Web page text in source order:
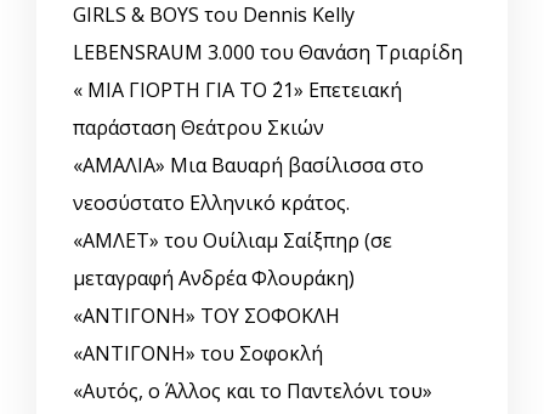
GIRLS & BOYS του Dennis Kelly
LEBENSRAUM 3.000 του Θανάση Τριαρίδη
« ΜΙΑ ΓΙΟΡΤΗ ΓΙΑ ΤΟ ΄21» Επετειακή
παράσταση Θεάτρου Σκιών
«ΑΜΑΛΙΑ» Μια Βαυαρή βασίλισσα στο
νεοσύστατο Ελληνικό κράτος.
«ΑΜΛΕΤ» του Ουίλιαμ Σαίξπηρ (σε
μεταγραφή Ανδρέα Φλουράκη)
«ΑΝΤΙΓΟΝΗ» ΤΟΥ ΣΟΦΟΚΛΗ
«ΑΝΤΙΓΟΝΗ» του Σοφοκλή
«Αυτός, o Άλλος και το Παντελόνι του»